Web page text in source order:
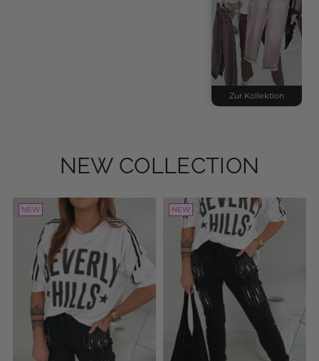
Zur Kollektion
NEW COLLECTION
NEW NEW